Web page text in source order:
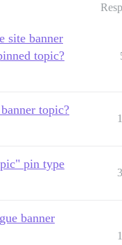
site banner
topic?
topic?
pin type
banner